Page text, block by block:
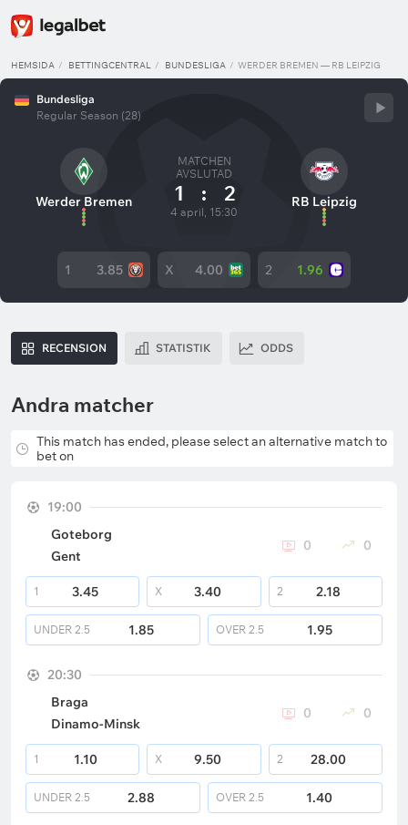
HEMSIDA BETTINGCENTRAL BUNDESLIGA WERDER BREMEN — RB LEIPZIG
Bundesliga
Regular Season (28)
Werder Bremen
MATCHEN
AVSLUTAD
1 : 2
4 april, 15:30
RB Leipzig
1 3.85 X 4.00 2 1.96
RECENSION STATISTIK ODDS
Andra matcher
This match has ended, please select an alternative match to
bet on
19:00
Goteborg
Gent
0 0
1 3.45 X 3.40 2 2.18
UNDER 2.5 1.85 OVER 2.5 1.95
20:30
Braga
Dinamo-Minsk
0 0
1 1.10 X 9.50 2 28.00
UNDER 2.5 2.88 OVER 2.5 1.40